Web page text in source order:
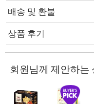
배송 및 환불
상품 후기
회원님께 제안하는